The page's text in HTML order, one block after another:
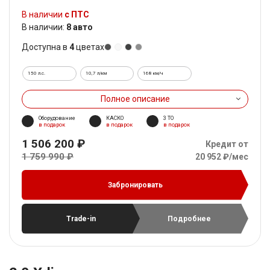
В наличии с ПТС
В наличии: 8 авто
Доступна в 4цветах
150 л.с. 10,7 л/км 168 км/ч
Полное описание
Оборудование
в подарок
КАСКО
в подарок
3 ТО
в подарок
1 506 200 ₽
1 759 990 ₽
Кредит от
20 952 ₽/мес
Забронировать
Trade-in Подробнее